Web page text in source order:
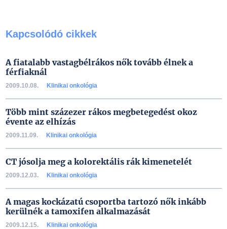
Kapcsolódó cikkek
A fiatalabb vastagbélrákos nők tovább élnek a
férfiaknál
2009.10.08. Klinikai onkológia
Több mint százezer rákos megbetegedést okoz
évente az elhízás
2009.11.09. Klinikai onkológia
CT jósolja meg a kolorektális rák kimenetelét
2009.12.03. Klinikai onkológia
A magas kockázatú csoportba tartozó nők inkább
kerülnék a tamoxifen alkalmazását
2009.12.15. Klinikai onkológia